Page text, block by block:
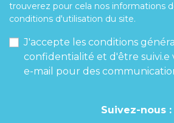
trouverez pour cela nos informations
conditions d'utilisation du site.
J'accepte les conditions
confidentialité et d'être suivi.e
e-mail pour des
Suivez-nous :